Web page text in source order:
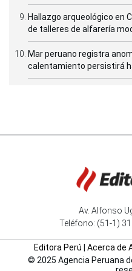
Hallazgo arqueológico en
de talleres de alfarería
Mar peruano registra
calentamiento persistirá
Av. Alfonso
Teléfono: (51-1)
Editora Perú Acerca de
© 2025 Agencia Peruana